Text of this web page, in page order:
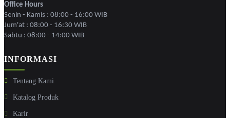
Office Hours
Senin - Kamis : 08:00 - 16:00 WIB
Jum'at : 08:00 - 16:30 WIB
Sabtu : 08:00 - 14:00 WIB
INFORMASI
Tentang Kami
Katalog Produk
Karir